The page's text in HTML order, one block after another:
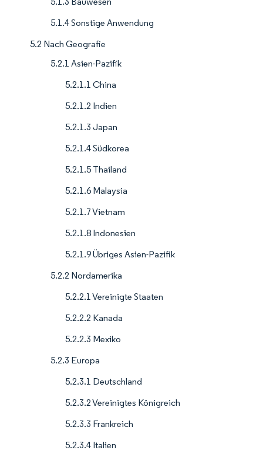
5.1.4 Sonstige Anwendung
5.2 Nach Geografie
5.2.1 Asien-Pazifik
5.2.1.1 China
5.2.1.2 Indien
5.2.1.3 Japan
5.2.1.4 Südkorea
5.2.1.5 Thailand
5.2.1.6 Malaysia
5.2.1.7 Vietnam
5.2.1.8 Indonesien
5.2.1.9 Übriges Asien-Pazifik
5.2.2 Nordamerika
5.2.2.1 Vereinigte Staaten
5.2.2.2 Kanada
5.2.2.3 Mexiko
5.2.3 Europa
5.2.3.1 Deutschland
5.2.3.2 Vereinigtes Königreich
5.2.3.3 Frankreich
5.2.3.4 Italien